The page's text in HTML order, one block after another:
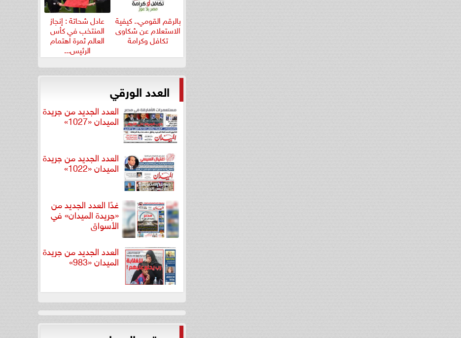
بالرقم القومي.. كيفية
الاستعلام عن شكاوى
تكافل وكرامة
عادل شحاتة : إنجاز
المنتخب في كأس
العالم ثمرة اهتمام
الرئيس...
العدد الورقي
العدد الجديد من جريدة
الميدان «1027»
العدد الجديد من جريدة
الميدان «1022»
غدًا العدد الجديد من
«جريدة الميدان» في
الأسواق
العدد الجديد من جريدة
الميدان «983»